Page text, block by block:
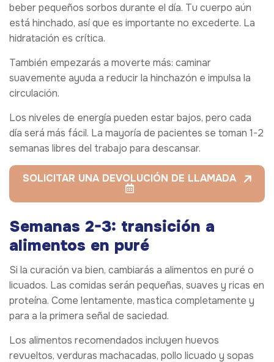
beber pequeños sorbos durante el día. Tu cuerpo aún
está hinchado, así que es importante no excederte. La
hidratación es crítica.
También empezarás a moverte más: caminar
suavemente ayuda a reducir la hinchazón e impulsa la
circulación.
Los niveles de energía pueden estar bajos, pero cada
día será más fácil. La mayoría de pacientes se toman 1-2
semanas libres del trabajo para descansar.
SOLICITAR UNA DEVOLUCIÓN DE LLAMADA
Semanas 2-3: transición a
alimentos en puré
Si la curación va bien, cambiarás a alimentos en puré o
licuados. Las comidas serán pequeñas, suaves y ricas en
proteína. Come lentamente, mastica completamente y
para a la primera señal de saciedad.
Los alimentos recomendados incluyen huevos
revueltos, verduras machacadas, pollo licuado y sopas